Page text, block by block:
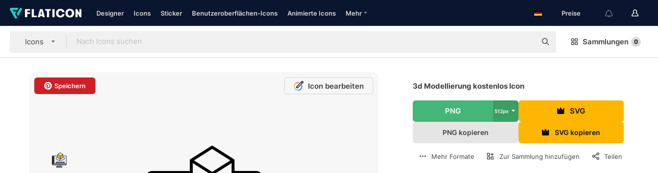
Designer Icons Sticker Benutzeroberflächen-Icons Animierte Icons Mehr Preise
Icons Sammlungen 0
Speichern Icon bearbeiten 3d Modellierung kostenlos Icon
PNG 512px SVG
PNG kopieren SVG kopieren
Mehr Formate Zur Sammlung hinzufügen Teilen